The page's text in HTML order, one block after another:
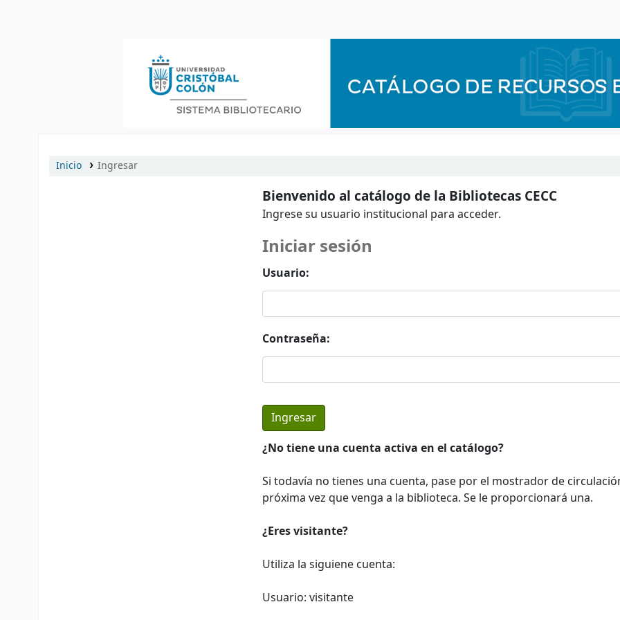
Inicio Ingresar
Bienvenido al catálogo de la Bibliotecas CECC
Ingrese su usuario institucional para acceder.
Iniciar sesión
Usuario:
Contraseña:
¿No tiene una cuenta activa en el catálogo?
Si todavía no tienes una cuenta, pase por el mostrador de
próxima vez que venga a la biblioteca. Se le proporcionará una.
¿Eres visitante?
Utiliza la siguiene cuenta:
Usuario: visitante